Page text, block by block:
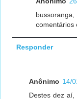
comentários
Responder
Anônimo 14/
Destes dez